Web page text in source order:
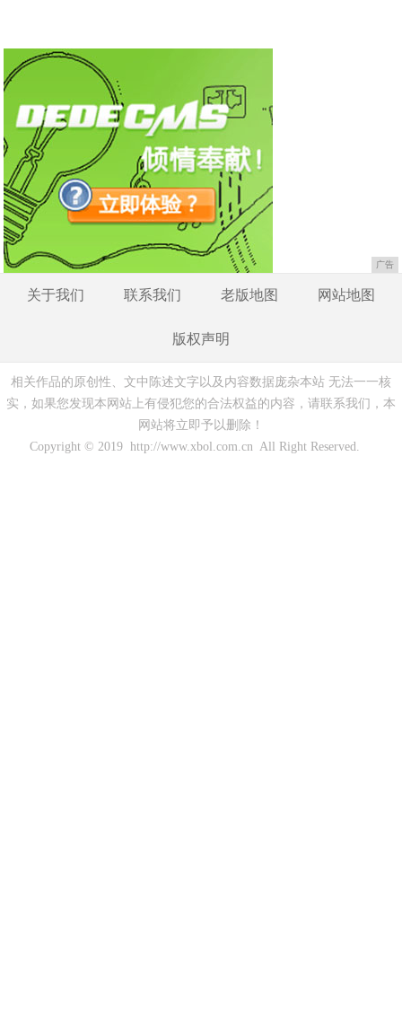
广告
关于我们 联系我们 老版地图 网站地图
版权声明
相关作品的原创性、文中陈述文字以及内容数据庞杂本站 无法一一核
实，如果您发现本网站上有侵犯您的合法权益的内容，请联系我们，本
网站将立即予以删除！
Copyright © 2019 http://www.xbol.com.cn All Right Reserved.